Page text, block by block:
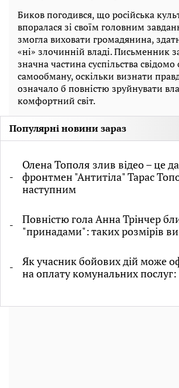
Биков погодився, що російська
впоралася зі своїм головним
змогла виховати громадянина,
«ні» злочинній владі. Письменник
значна частина суспільства
самообману, оскільки визнати
означало б повністю зруйнувати
комфортний світ.
Популярні новини зараз
Олена Тополя злив відео – це
фронтмен "Антитіла" Тарас
наступним
Повністю гола Анна Трінчер
"принадами": таких розмірів
Як учасник бойових дій може
на оплату комунальних послуг: